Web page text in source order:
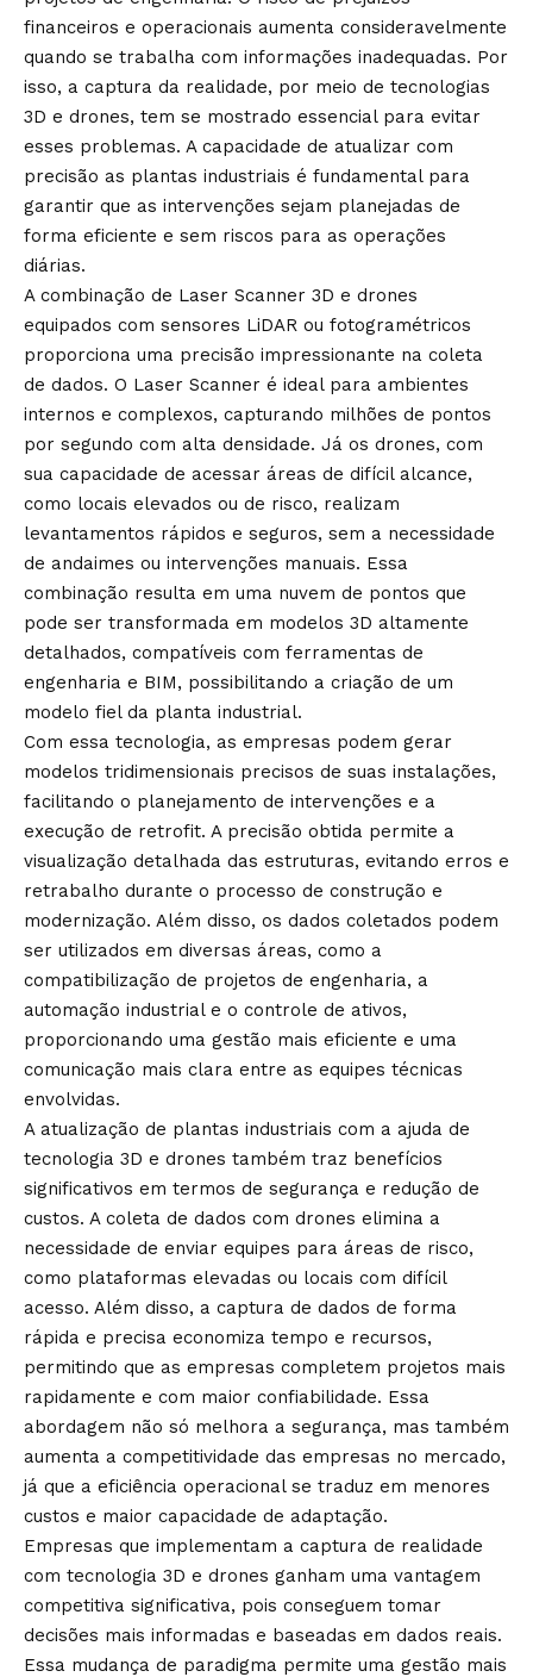
financeiros e operacionais aumenta consideravelmente
quando se trabalha com informações inadequadas. Por
isso, a captura da realidade, por meio de tecnologias
3D e drones, tem se mostrado essencial para evitar
esses problemas. A capacidade de atualizar com
precisão as plantas industriais é fundamental para
garantir que as intervenções sejam planejadas de
forma eficiente e sem riscos para as operações
diárias.
A combinação de Laser Scanner 3D e drones
equipados com sensores LiDAR ou fotogramétricos
proporciona uma precisão impressionante na coleta
de dados. O Laser Scanner é ideal para ambientes
internos e complexos, capturando milhões de pontos
por segundo com alta densidade. Já os drones, com
sua capacidade de acessar áreas de difícil alcance,
como locais elevados ou de risco, realizam
levantamentos rápidos e seguros, sem a necessidade
de andaimes ou intervenções manuais. Essa
combinação resulta em uma nuvem de pontos que
pode ser transformada em modelos 3D altamente
detalhados, compatíveis com ferramentas de
engenharia e BIM, possibilitando a criação de um
modelo fiel da planta industrial.
Com essa tecnologia, as empresas podem gerar
modelos tridimensionais precisos de suas instalações,
facilitando o planejamento de intervenções e a
execução de retrofit. A precisão obtida permite a
visualização detalhada das estruturas, evitando erros e
retrabalho durante o processo de construção e
modernização. Além disso, os dados coletados podem
ser utilizados em diversas áreas, como a
compatibilização de projetos de engenharia, a
automação industrial e o controle de ativos,
proporcionando uma gestão mais eficiente e uma
comunicação mais clara entre as equipes técnicas
envolvidas.
A atualização de plantas industriais com a ajuda de
tecnologia 3D e drones também traz benefícios
significativos em termos de segurança e redução de
custos. A coleta de dados com drones elimina a
necessidade de enviar equipes para áreas de risco,
como plataformas elevadas ou locais com difícil
acesso. Além disso, a captura de dados de forma
rápida e precisa economiza tempo e recursos,
permitindo que as empresas completem projetos mais
rapidamente e com maior confiabilidade. Essa
abordagem não só melhora a segurança, mas também
aumenta a competitividade das empresas no mercado,
já que a eficiência operacional se traduz em menores
custos e maior capacidade de adaptação.
Empresas que implementam a captura de realidade
com tecnologia 3D e drones ganham uma vantagem
competitiva significativa, pois conseguem tomar
decisões mais informadas e baseadas em dados reais.
Essa mudança de paradigma permite uma gestão mais